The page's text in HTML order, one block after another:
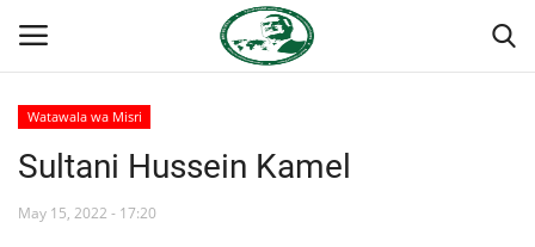
Nyumba
Watawala wa Misri
Sultani Hussein Kamel
May 15, 2022 - 17:20